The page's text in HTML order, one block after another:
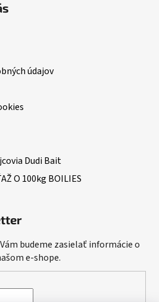
údajov
Dudi Bait
O 100kg BOILIES
budeme zasielať informácie o
e-shope.